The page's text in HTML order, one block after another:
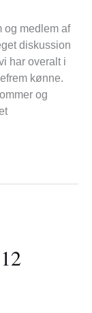
og medlem af
diskussion
har overalt i
kønne.
og